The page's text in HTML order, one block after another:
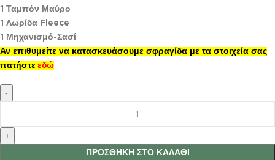
1 Ταμπόν Μαύρο
1 Λωρίδα Fleece
1 Μηχανισμό-Σασί
Αν επιθυμείτε να κατασκευάσουμε σφραγίδα με τα στοιχεία σας
πατήστε εδώ
ΠΡΟΣΘΉΚΗ ΣΤΟ ΚΑΛΆΘΙ